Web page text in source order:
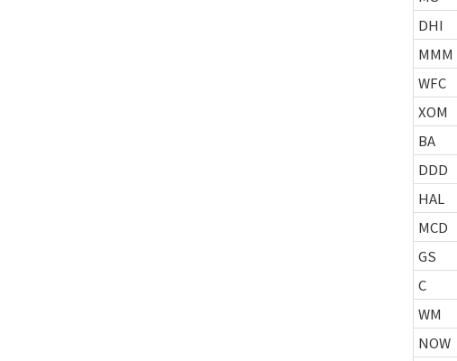
DHI
MMM
WFC
XOM
BA
DDD
HAL
MCD
GS
C
WM
NOW